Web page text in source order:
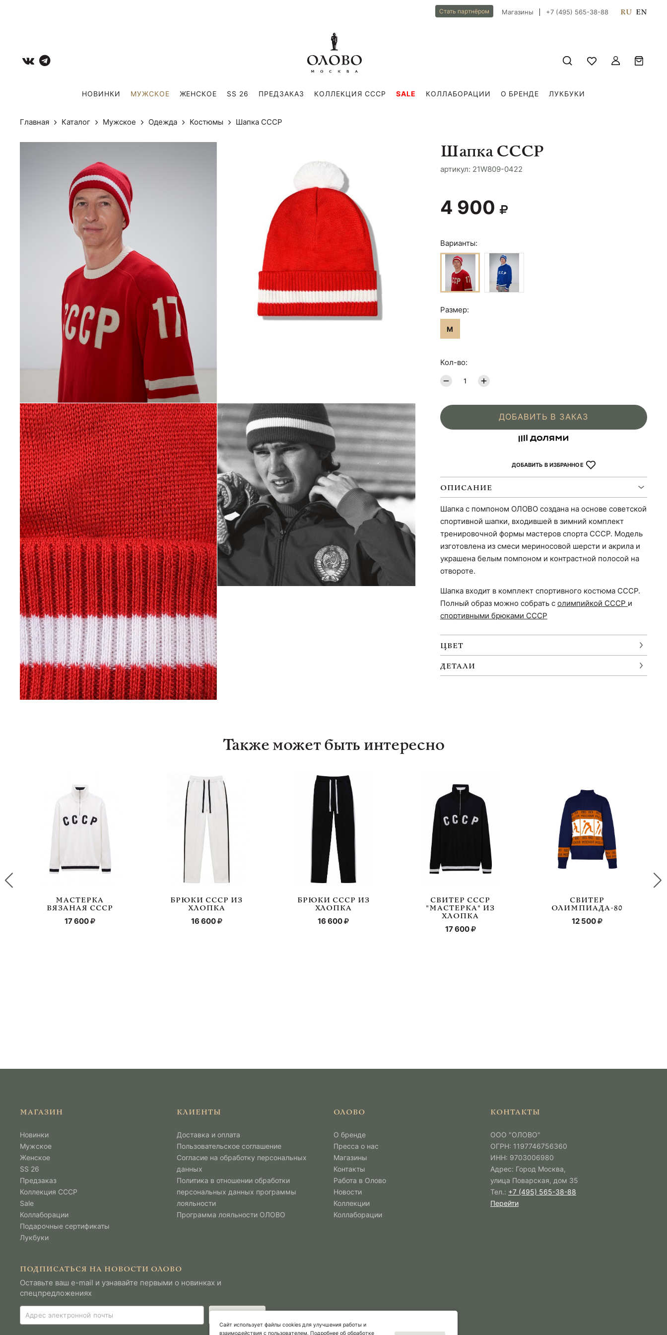
Стать партнёром Магазины +7 (495) 565-38-88 RU EN
НОВИНКИ МУЖCКОЕ ЖЕНСКОЕ SS 26 ПРЕДЗАКАЗ КОЛЛЕКЦИЯ СССР SALE КОЛЛАБОРАЦИИ О БРЕНДЕ ЛУКБУКИ
Главная Каталог Мужcкое Одежда Костюмы Шапка СССР
Шапка СССР
aртикул: 21W809-0422
4 900
Варианты:
Размер:
M
Кол-во:
ДОБАВИТЬ В ЗАКАЗ
ДОБАВИТЬ В ИЗБРАННОЕ
ОПИСАНИЕ
Шапка с помпоном ОЛОВО создана на основе советской
спортивной шапки, входившей в зимний комплект
тренировочной формы мастеров спорта СССР. Модель
изготовлена из смеси мериносовой шерсти и акрила и
украшена белым помпоном и контрастной полосой на
отвороте.
Шапка входит в комплект спортивного костюма СССР.
Полный образ можно собрать с олимпийкой СССР и
спортивными брюками СССР
ЦВЕТ
ДЕТАЛИ
Также может быть интересно
МАСТЕРКА
ВЯЗАНАЯ СССР
17 600
БРЮКИ СССР ИЗ
ХЛОПКА
16 600
БРЮКИ СССР ИЗ
ХЛОПКА
16 600
СВИТЕР СССР
"МАСТЕРКА" ИЗ
ХЛОПКА
17 600
СВИТЕР
ОЛИМПИАДА-80
12 500
Сайт использует файлы cookies для улучшения работы и
взаимодействия с пользователем. Подробнее об обработке
МАГАЗИН
Новинки
Мужcкое
Женское
SS 26
Предзаказ
Коллекция СССР
Sale
Коллаборации
Подарочные сертификаты
Лукбуки
КЛИЕНТЫ
Доставка и оплата
Пользовательское соглашение
Согласие на обработку персональных
данных
Политика в отношении обработки
персональных данных программы
лояльности
Программа лояльности ОЛОВО
ОЛОВО
О бренде
Пресса о нас
Магазины
Контакты
Работа в Олово
Новости
Коллекции
Коллаборации
КОНТАКТЫ
ООО "ОЛОВО"
ОГРН: 1197746756360
ИНН: 9703006980
Адрес: Город Москва,
улица Поварская, дом 35
Тел.: +7 (495) 565-38-88
Перейти
ПОДПИСАТЬСЯ НА НОВОСТИ ОЛОВО
Оставьте ваш e-mail и узнавайте первыми о новинках и
спецпредложениях